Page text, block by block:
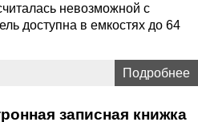
невозможной с
доступна в емкостях до 64
Подробнее
записная книжка